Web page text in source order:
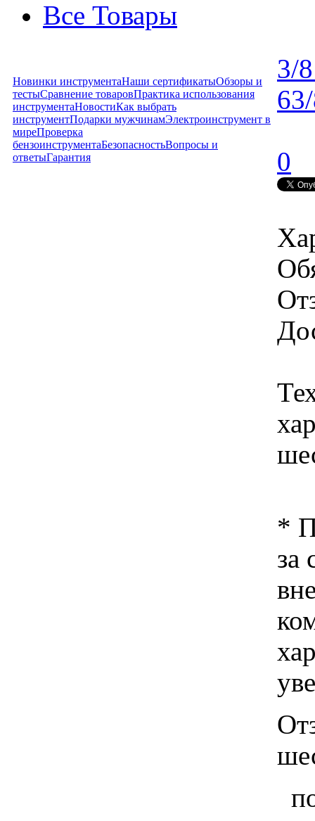
Все Товары
Новинки инструментаНаши сертификатыОбзоры и
тестыСравнение товаровПрактика использования
инструментаНовостиКак выбрать
инструментПодарки мужчинамЭлектроинструмент в
миреПроверка
бензоинструментаБезопасностьВопросы и
ответыГарантия
3/
6
0
*
за